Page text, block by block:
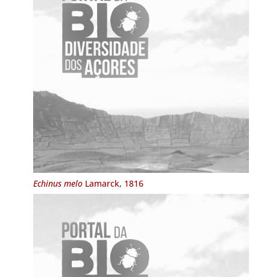
Echinus meloLamarck, 1816